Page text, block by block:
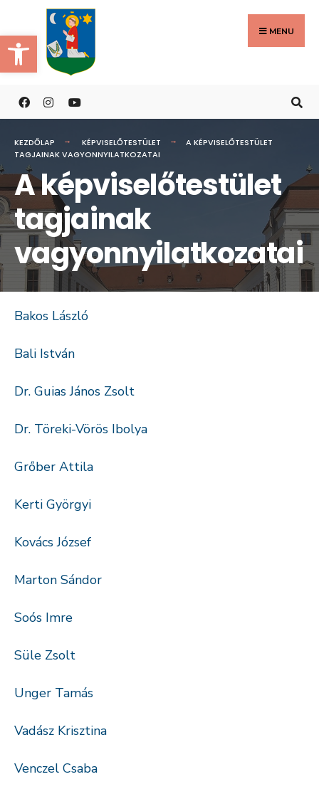
Eszköztár megnyitása
to
content
MENU
KEZDŐLAP KÉPVISELŐTESTÜLET
A KÉPVISELŐTESTÜLET
TAGJAINAK VAGYONNYILATKOZATAI
A képviselőtestület
tagjainak
vagyonnyilatkozatai
Bakos László
Bali István
Dr. Guias János Zsolt
Dr. Töreki-Vörös Ibolya
Grőber Attila
Kerti Györgyi
Kovács József
Marton Sándor
Soós Imre
Süle Zsolt
Unger Tamás
Vadász Krisztina
Venczel Csaba
Search